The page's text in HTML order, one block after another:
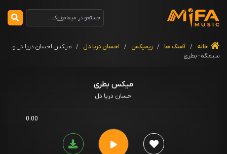
خانه / آهنگ ها / ریمیکس / احسان دریا دل / میکس احسان دریا دل و
سیمگه - بطری
میکس بطری
احسان دریا دل
0:00